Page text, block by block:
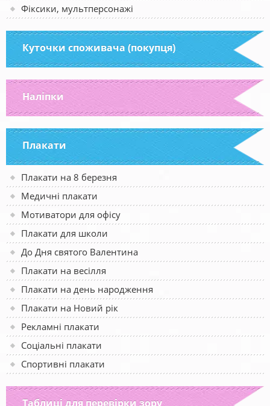
Фіксики, мультперсонажі
Куточки споживача (покупця)
Наліпки
Плакати
Плакати на 8 березня
Медичні плакати
Мотиватори для офісу
Плакати для школи
До Дня святого Валентина
Плакати на весілля
Плакати на день народження
Плакати на Новий рік
Рекламні плакати
Соціальні плакати
Спортивні плакати
Таблиці для перевірки зору